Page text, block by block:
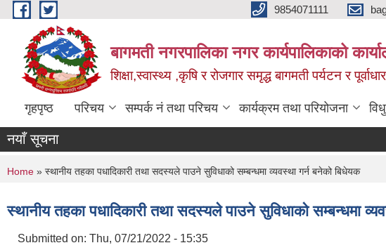
Skip to main content 9854071111
बागमती नगरपालिका नगर कार्यपालिकाको
शिक्षा,स्वास्थ्य ,कृषि र रोजगार समृद्ध बागमती पर्यटन र
गृहपृष्ठ परिचय सम्पर्क नं तथा परिचय कार्यक्रम तथा परियोजना
नयाँ सूचना
You are here
Home » स्थानीय तहका पधादिकारी तथा सदस्यले पाउने सुविधाको सम्बन्धमा व्यवस्था गर्न बनेको बिधेयक
स्थानीय तहका पधादिकारी तथा सदस्यले पाउने सुविधाको सम्बन्धमा
Submitted on: Thu, 07/21/2022 - 15:35